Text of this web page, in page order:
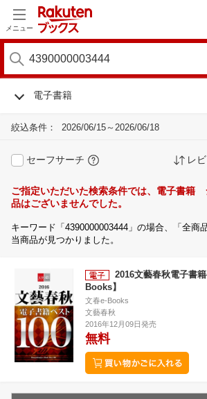
メニュー
電子書籍
絞込条件： 2026/06/15～2026/06/18
セーフサーチ レ
ご指定いただいた検索条件では、電子書籍
品はございませんでした。
キーワード「4390000003444」の場合、「全商
当商品が見つかりました。
2016文藝春秋電子書
Books】
文春e-Books
文藝春秋
2016年12月09日発売
無料